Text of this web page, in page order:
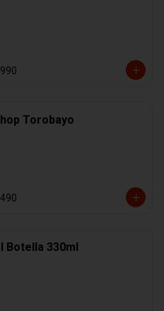
Torobayo
Botella 330ml